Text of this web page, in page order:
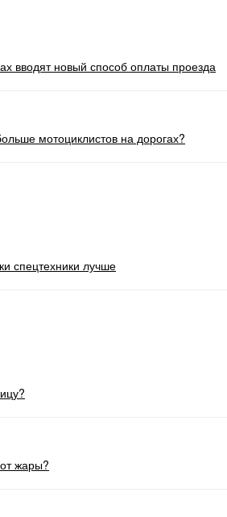
вводят новый способ оплаты проезда
мотоциклистов на дорогах?
спецтехники лучше
жары?